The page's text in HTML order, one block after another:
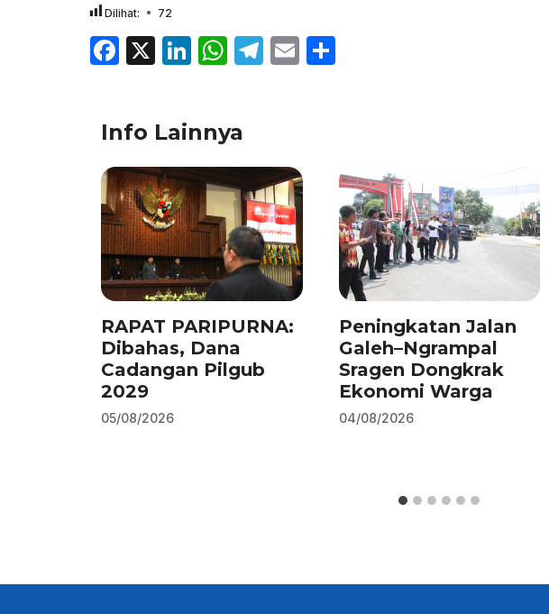
Dilihat: 72
F
e
b
o
o
k
X
Li
e
dI
n
W
s
A
p
p
T
a
m
E
Info Lainnya
RAPAT PARIPURNA:
Dibahas, Dana
Cadangan Pilgub
2029
05/08/2026
Peningkatan Jalan
Galeh–Ngrampal
Sragen Dongkrak
Ekonomi Warga
04/08/2026